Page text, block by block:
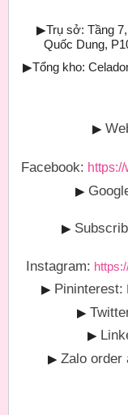
▶Trụ sở: Tầng
Quốc Dung,
▶Tổng kho:
▶
Facebook:
▶
▶
Instagram:
▶ Pininterest:
▶
▶
▶ Zalo order